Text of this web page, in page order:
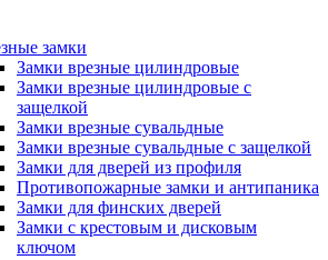
замки
Замки врезные цилиндровые
Замки врезные цилиндровые с
защелкой
Замки врезные сувальдные
Замки врезные сувальдные с защелкой
Замки для дверей из профиля
Противопожарные замки и антипаника
Замки для финских дверей
Замки с крестовым и дисковым
ключом